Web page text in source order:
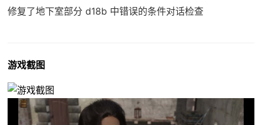
修复了地下室部分 d18b 中错误的条件对话检查
游戏截图